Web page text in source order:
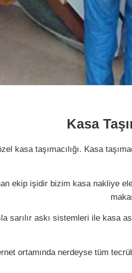
Kasa
kasa taşımacılığı. Kasa
ekip işidir bizim kasa nakliye
sarılır askı sistemleri ile kasa
ortamında nerdeyse tüm